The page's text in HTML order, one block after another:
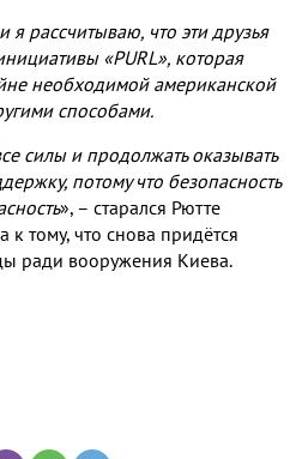
и я рассчитываю, что эти друзья
«PURL», которая
необходимой американской
способами.
силы и продолжать оказывать
, потому что безопасность
», – старался Рютте
к тому, что снова придётся
ради вооружения Киева.